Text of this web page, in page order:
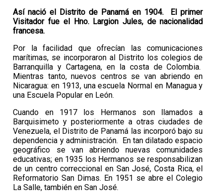
Así nació el Distrito de Panamá en 1904. El primer
Visitador fue el Hno. Largion Jules, de nacionalidad
francesa.
Por la facilidad que ofrecían las comunicaciones
marítimas, se incorporaron al Distrito los colegios de
Barranquilla y Cartagena, en la costa de Colombia.
Mientras tanto, nuevos centros se van abriendo en
Nicaragua: en 1913, una escuela Normal en Managua y
una Escuela Popular en León.
Cuando en 1917 los Hermanos son llamados a
Barquisimeto y posteriormente a otras ciudades de
Venezuela, el Distrito de Panamá las incorporó bajo su
dependencia y administración. En tan dilatado espacio
geográfico se van abriendo nuevas comunidades
educativas; en 1935 los Hermanos se responsabilizan
de un centro correccional en San José, Costa Rica, el
Reformatorio San Dimas. En 1951 se abre el Colegio
La Salle, también en San José.